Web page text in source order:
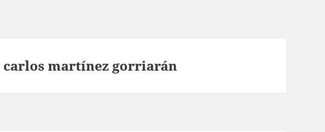
carlos martínez gorriarán